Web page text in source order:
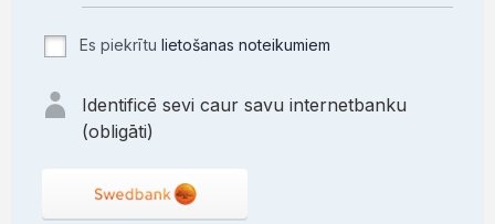
Es piekrītu lietošanas noteikumiem
Identificē sevi caur savu internetbanku
(obligāti)